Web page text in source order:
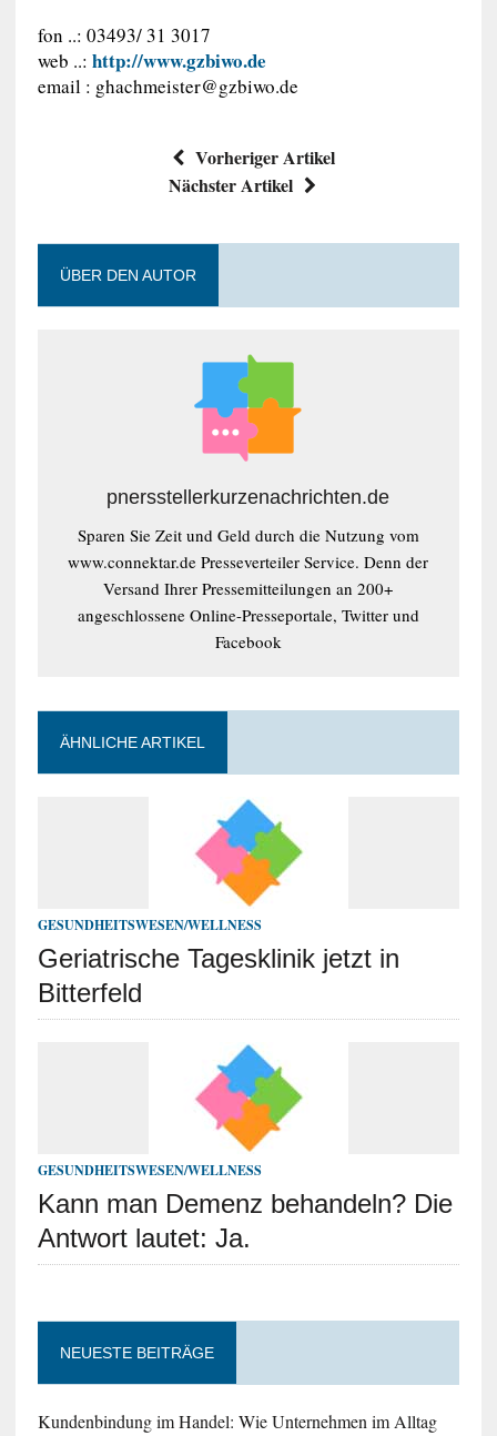
fon ..: 03493/ 31 3017
web ..: http://www.gzbiwo.de
email : ghachmeister@gzbiwo.de
Vorheriger Artikel
Nächster Artikel
ÜBER DEN AUTOR
pnersstellerkurzenachrichten.de
Sparen Sie Zeit und Geld durch die Nutzung vom
www.connektar.de Presseverteiler Service. Denn der
Versand Ihrer Pressemitteilungen an 200+
angeschlossene Online-Presseportale, Twitter und
Facebook
ÄHNLICHE ARTIKEL
GESUNDHEITSWESEN/WELLNESS
Geriatrische Tagesklinik jetzt in
Bitterfeld
GESUNDHEITSWESEN/WELLNESS
Kann man Demenz behandeln? Die
Antwort lautet: Ja.
NEUESTE BEITRÄGE
Kundenbindung im Handel: Wie Unternehmen im Alltag